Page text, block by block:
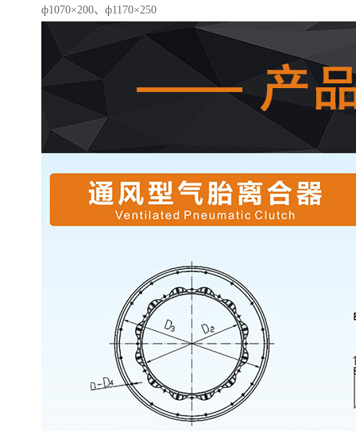
ф1070×200、ф1170×250